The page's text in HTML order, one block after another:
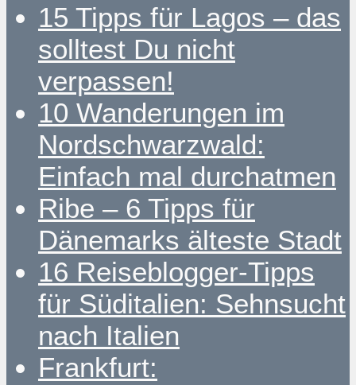
15 Tipps für Lagos – das
solltest Du nicht
verpassen!
10 Wanderungen im
Nordschwarzwald:
Einfach mal durchatmen
Ribe – 6 Tipps für
Dänemarks älteste Stadt
16 Reiseblogger-Tipps
für Süditalien: Sehnsucht
nach Italien
Frankfurt: